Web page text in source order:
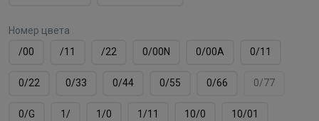
Номер цвета
/00
/11 /22 0/00N 0/00А 0/11
0/22 0/33 0/44 0/55 0/66 0/77
0/G 1/ 1/0 1/11 10/0 10/01